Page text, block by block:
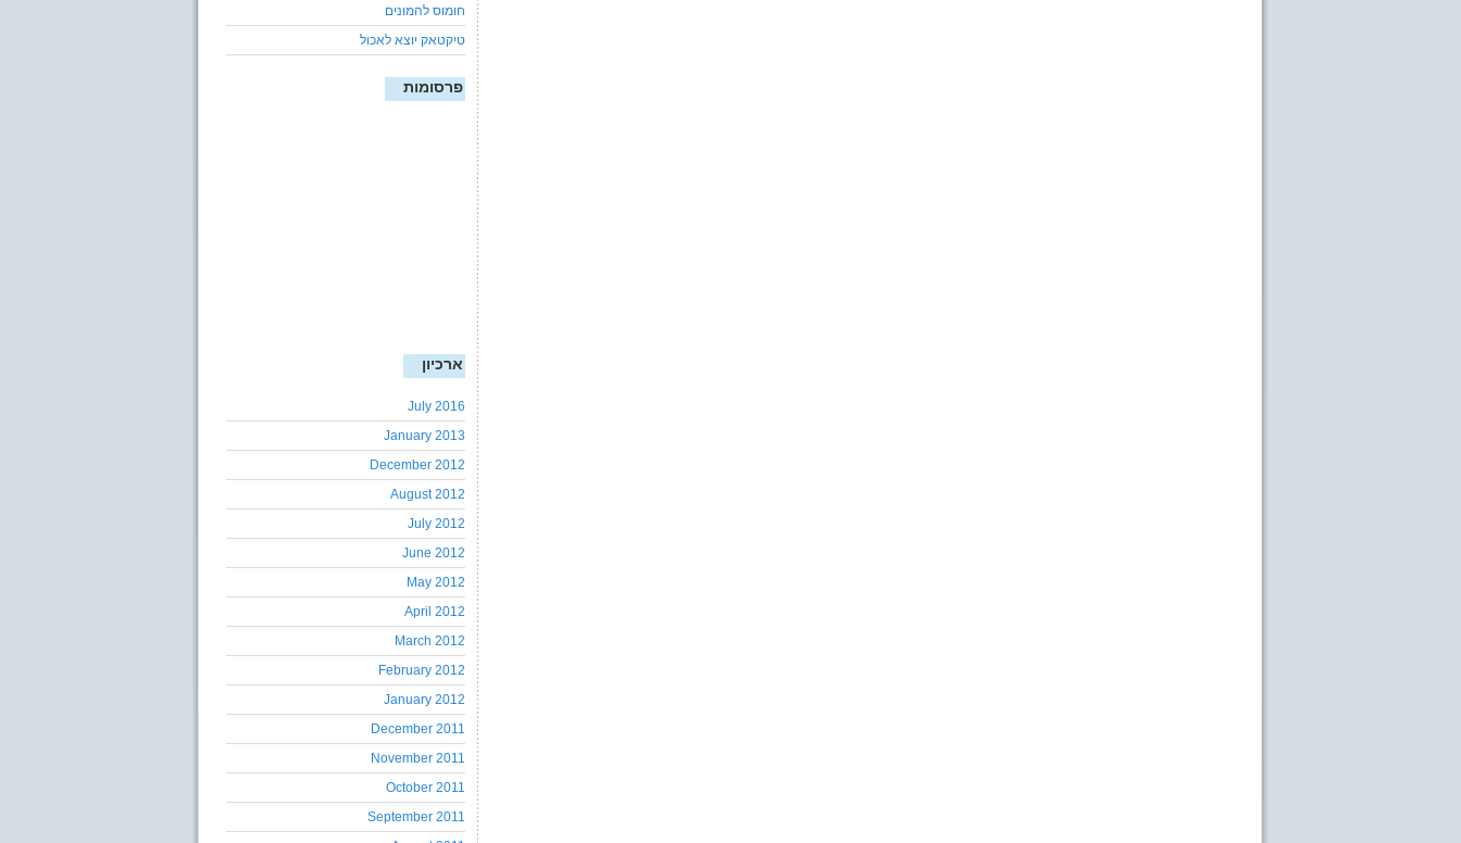
חומוס להמונים
טיקטאק יוצא לאכול
פרסומות
ארכיון
July 2016
January 2013
December 2012
August 2012
July 2012
June 2012
May 2012
April 2012
March 2012
February 2012
January 2012
December 2011
November 2011
October 2011
September 2011